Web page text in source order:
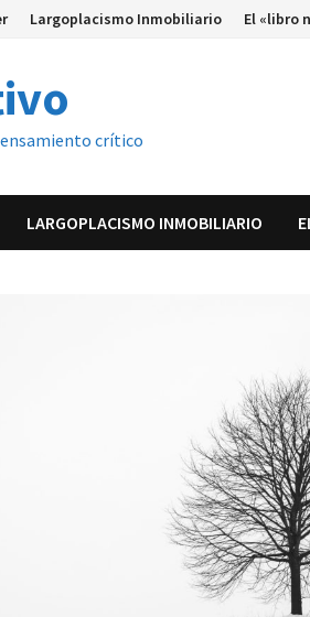
Largoplacismo Inmobiliario El «libro
crítico
LARGOPLACISMO INMOBILIARIO